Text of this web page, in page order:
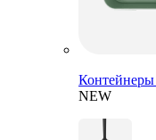
Контейнеры
NEW